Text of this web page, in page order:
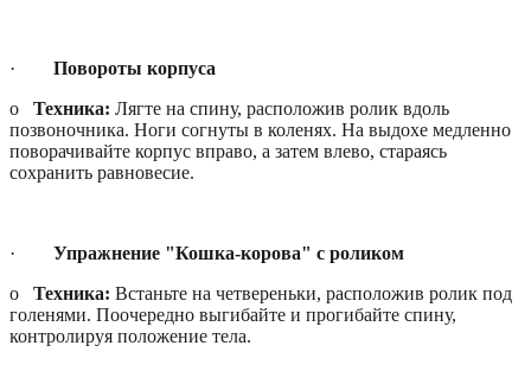
· Повороты корпуса
o Техника: Лягте на спину, расположив ролик вдоль
позвоночника. Ноги согнуты в коленях. На выдохе медленно
поворачивайте корпус вправо, а затем влево, стараясь
сохранить равновесие.
· Упражнение "Кошка-корова" с роликом
o Техника: Встаньте на четвереньки, расположив ролик под
голенями. Поочередно выгибайте и прогибайте спину,
контролируя положение тела.